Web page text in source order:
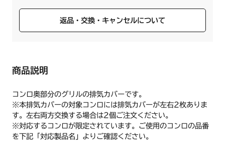
返品・交換・キャンセルについて
商品説明
コンロ奥部分のグリルの排気カバーです。
※本排気カバーの対象コンロには排気カバーが左右2枚ありま
す。左右両方交換する場合は2個ご注文ください。
※対応するコンロが限定されています。ご使用のコンロの品番
を下記「対応製品名」よりご確認ください。